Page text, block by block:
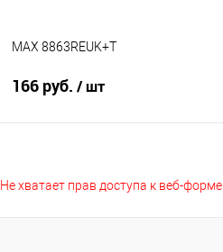
MAX 8863REUK+T
166 руб. / шт
Не хватает прав доступа к веб-форме.